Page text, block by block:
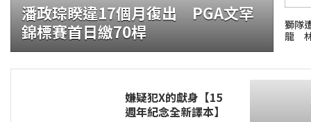
潘政琮睽違17個月復出 PGA文罕
錦標賽首日繳70桿
獅隊
龍 林
嫌疑犯X的獻身【15
週年紀念全新譯本】